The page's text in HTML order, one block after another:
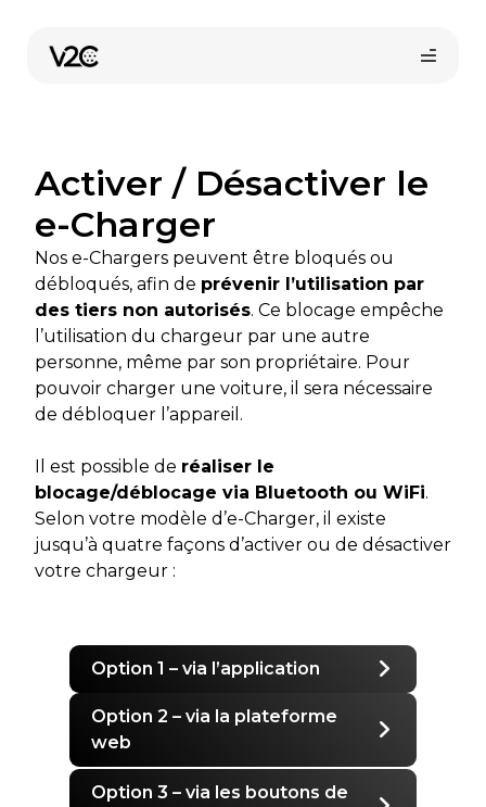
contenu
Trouvez votre installateur
Activer / Désactiver le
e-Charger
Nos e-Chargers peuvent être bloqués ou
débloqués, afin de prévenir l’utilisation par
des tiers non autorisés. Ce blocage empêche
l’utilisation du chargeur par une autre
personne, même par son propriétaire. Pour
pouvoir charger une voiture, il sera nécessaire
de débloquer l’appareil.
Il est possible de réaliser le
blocage/déblocage via Bluetooth ou WiFi.
Selon votre modèle d’e-Charger, il existe
jusqu’à quatre façons d’activer ou de désactiver
votre chargeur :
Option 1 – via l’application
Option 2 – via la plateforme
web
Option 3 – via les boutons de